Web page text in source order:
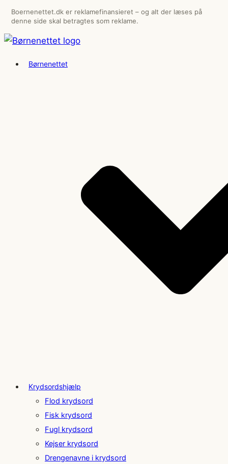
Videre
indhold
Boernenettet.dk er reklamefinansieret – og alt der læses på
denne side skal betragtes som reklame.
Børnenettet
Krydsordshjælp
Flod krydsord
Fisk krydsord
Fugl krydsord
Kejser krydsord
Drengenavne i krydsord